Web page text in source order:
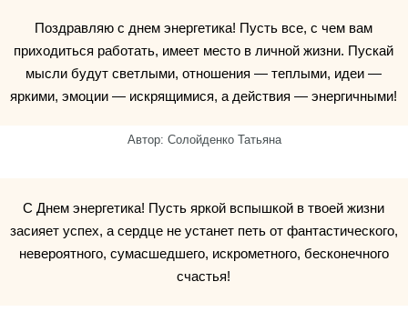
Поздравляю с днем энергетика! Пусть все, с чем вам
приходиться работать, имеет место в личной жизни. Пускай
мысли будут светлыми, отношения — теплыми, идеи —
яркими, эмоции — искрящимися, а действия — энергичными!
Автор: Солойденко Татьяна
С Днем энергетика! Пусть яркой вспышкой в твоей жизни
засияет успех, а сердце не устанет петь от фантастического,
невероятного, сумасшедшего, искрометного, бесконечного
счастья!